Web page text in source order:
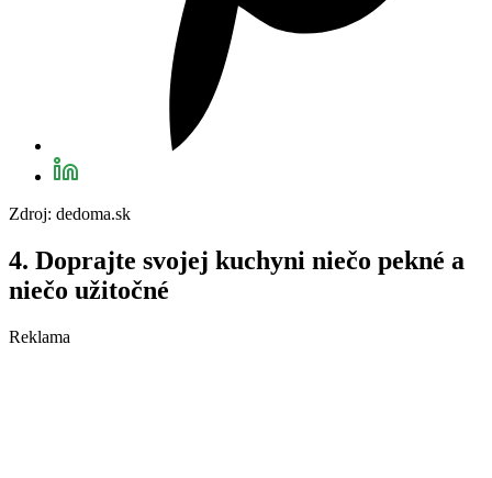
Zdroj: dedoma.sk
4. Doprajte svojej kuchyni niečo pekné a
niečo užitočné
Reklama